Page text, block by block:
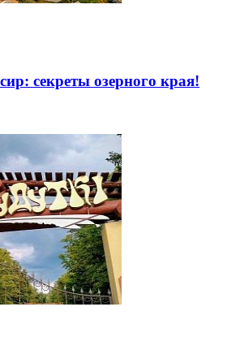
секреты озерного края!